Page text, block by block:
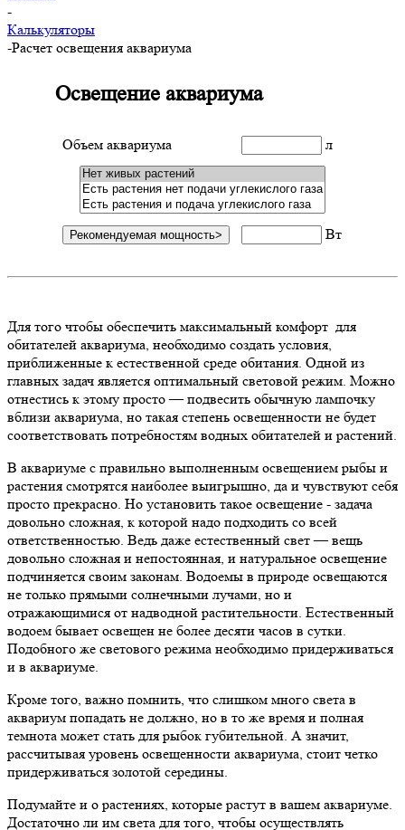
-
Калькуляторы
-Расчет освещения аквариума
Освещение аквариума
Объем аквариума л
Вт
Для того чтобы обеспечить максимальный комфорт для
обитателей аквариума, необходимо создать условия,
приближенные к естественной среде обитания. Одной из
главных задач является оптимальный световой режим. Можно
отнестись к этому просто — подвесить обычную лампочку
вблизи аквариума, но такая степень освещенности не будет
соответствовать потребностям водных обитателей и растений.
В аквариуме с правильно выполненным освещением рыбы и
растения смотрятся наиболее выигрышно, да и чувствуют себя
просто прекрасно. Но установить такое освещение - задача
довольно сложная, к которой надо подходить со всей
ответственностью. Ведь даже естественный свет — вещь
довольно сложная и непостоянная, и натуральное освещение
подчиняется своим законам. Водоемы в природе освещаются
не только прямыми солнечными лучами, но и
отражающимися от надводной растительности. Естественный
водоем бывает освещен не более десяти часов в сутки.
Подобного же светового режима необходимо придерживаться
и в аквариуме.
Кроме того, важно помнить, что слишком много света в
аквариум попадать не должно, но в то же время и полная
темнота может стать для рыбок губительной. А значит,
рассчитывая уровень освещенности аквариума, стоит четко
придерживаться золотой середины.
Подумайте и о растениях, которые растут в вашем аквариуме.
Достаточно ли им света для того, чтобы осуществлять